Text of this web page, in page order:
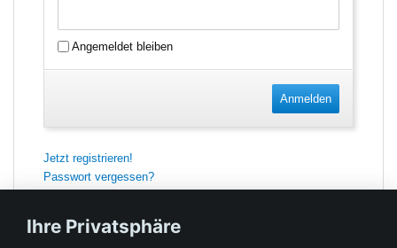
Angemeldet bleiben
Anmelden
Jetzt registrieren!
Passwort vergessen?
Ihre Privatsphäre